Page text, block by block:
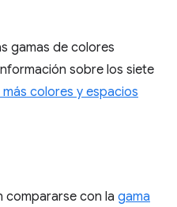
gamas de colores
sobre los siete
colores y espacios
compararse con la gama